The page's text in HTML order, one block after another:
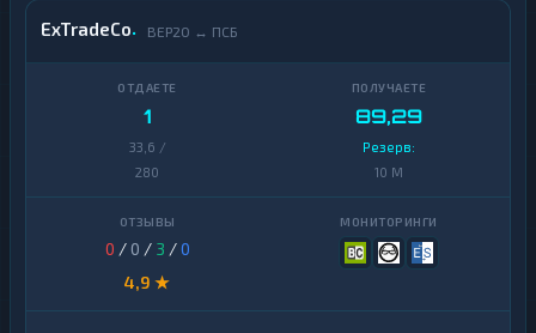
ExTradeCo BEP20 ↔ ПСБ
1
33,6 /
280
89,29
Резерв:
10 M
0 / 0 / 3 /0
4,9 ★